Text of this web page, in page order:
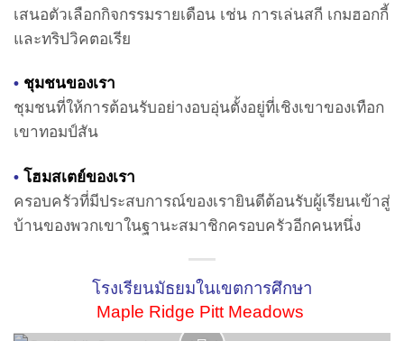
เสนอตัวเลือกกิจกรรมรายเดือน เช่น การเล่นสกี เกมฮอกกี้
และทริปวิคตอเรีย
• ชุมชนของเรา
ชุมชนที่ให้การต้อนรับอย่างอบอุ่นตั้งอยู่ที่เชิงเขาของเทือก
เขาทอมป์สัน
• โฮมสเตย์ของเรา
ครอบครัวที่มีประสบการณ์ของเรายินดีต้อนรับผู้เรียนเข้าสู่
บ้านของพวกเขาในฐานะสมาชิกครอบครัวอีกคนหนึ่ง
โรงเรียนมัธยมในเขตการศึกษา
Maple Ridge Pitt Meadows